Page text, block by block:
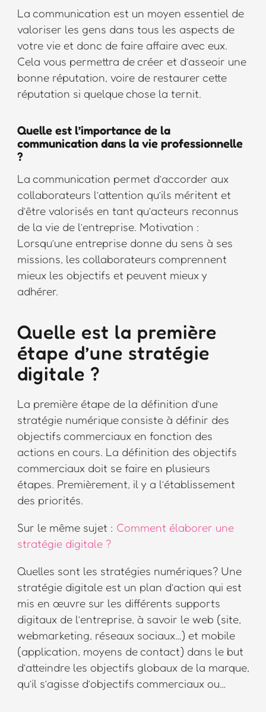
La communication est un moyen essentiel de
valoriser les gens dans tous les aspects de
votre vie et donc de faire affaire avec eux.
Cela vous permettra de créer et d’asseoir une
bonne réputation, voire de restaurer cette
réputation si quelque chose la ternit.
Quelle est l’importance de la
communication dans la vie professionnelle
?
La communication permet d’accorder aux
collaborateurs l’attention qu’ils méritent et
d’être valorisés en tant qu’acteurs reconnus
de la vie de l’entreprise. Motivation :
Lorsqu’une entreprise donne du sens à ses
missions, les collaborateurs comprennent
mieux les objectifs et peuvent mieux y
adhérer.
Quelle est la première
étape d’une stratégie
digitale ?
La première étape de la définition d’une
stratégie numérique consiste à définir des
objectifs commerciaux en fonction des
actions en cours. La définition des objectifs
commerciaux doit se faire en plusieurs
étapes. Premièrement, il y a l’établissement
des priorités.
Sur le même sujet : Comment élaborer une
stratégie digitale ?
Quelles sont les stratégies numériques? Une
stratégie digitale est un plan d’action qui est
mis en œuvre sur les différents supports
digitaux de l’entreprise, à savoir le web (site,
webmarketing, réseaux sociaux…) et mobile
(application, moyens de contact) dans le but
d’atteindre les objectifs globaux de la marque,
qu’il s’agisse d’objectifs commerciaux ou…